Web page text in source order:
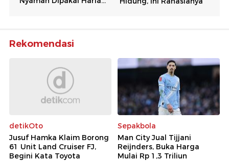
Rekomendasi
detikOto
Jusuf Hamka Klaim Borong
61 Unit Land Cruiser FJ,
Begini Kata Toyota
Sepakbola
Man City Jual Tijjani
Reijnders, Buka Harga
Mulai Rp 1,3 Triliun